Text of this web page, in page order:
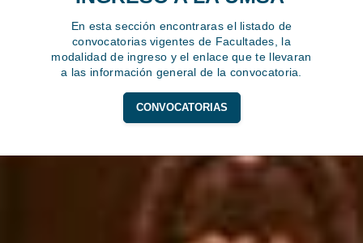
En esta sección encontraras el listado de
convocatorias vigentes de Facultades, la
modalidad de ingreso y el enlace que te llevaran
a las información general de la convocatoria.
CONVOCATORIAS